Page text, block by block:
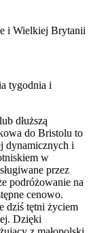
i Wielkiej Brytanii
tygodnia i
dłuższą
do Bristolu to
dynamicznych i
w
przez
podróżowanie na
cenowo.
dziś tętni życiem
Dzięki